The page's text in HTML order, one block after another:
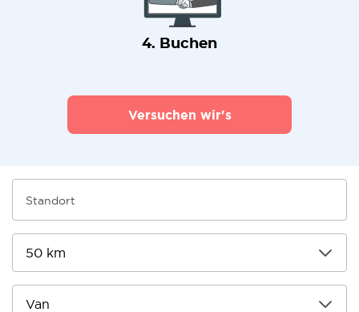
4. Buchen
Versuchen wir's